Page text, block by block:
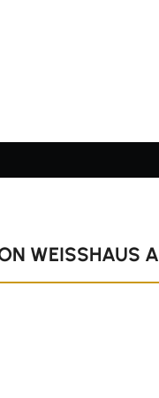
WEISSHAUS